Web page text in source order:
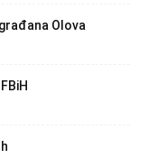
Olova